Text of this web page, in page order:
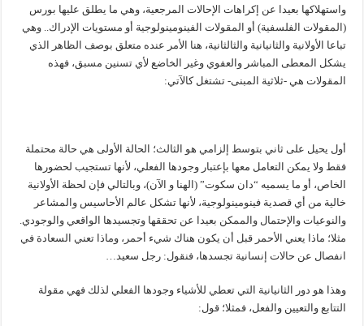
واستهلاكها بعيدا عن إكراهات الإحالات المرجعية، وهي ما يطلق عليها بورس
(المقولات الفلسفية) أو المقولات الفينومينولوجية أو مستويات الإدراك.. وهي
تباعا الأولانية والثانيانية والثالثانية، هنا الأمر عنده متعلق بوصف الظاهر الذي
يشكل المعطى المباشر والعفوي وغير الخاضع لأي تسنين مسبق، فهذه
المقولات هي -ثلاثية المبنى- تشتغل كالآتي:
أول يحيل على ثاني بتوسط إلزامي هو الثالث؛ الحالة الأولى هي حالة محتملة
فقط ولا يمكن التعامل معها بإعتبار وجودها الفعلي، لأنها تستجيب لحضورها
الخاص، أو ما يسميه “دان سكوت” (الهنا و الآن)، وبالتالي فإن لحظة الأولانية
خالية من أي قصدية فينومينولوجية، لأنها تشكل عالم الأحاسيس والمشاعر
والنوعيات والإحتمال والممكن بعيدا عن تحققها وتجسيدها الواقعي والوجودي.
مثلا؛ ماذا يعني الأحمر قبل أن يكون هناك شيء أحمر، وماذا تعني السعادة في
انفصال عن حالات إنسانية تجسدها، فنقول: رجل سعيد…
وهذا هو دور الثانيانية التي تعطي للأشياء وجودها الفعلي لذلك فهي مقولة
التتابع والتعيين والفعل، فمثلا؛ قول: